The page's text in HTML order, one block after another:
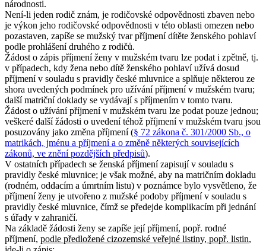
národnosti.
Není-li jeden rodič znám, je rodičovské odpovědnosti zbaven nebo
je výkon jeho rodičovské odpovědnosti v této oblasti omezen nebo
pozastaven, zapíše se mužský tvar příjmení dítěte ženského pohlaví
podle prohlášení druhého z rodičů.
Žádost o zápis příjmení ženy v mužském tvaru lze podat i zpětně, tj.
v případech, kdy žena nebo dítě ženského pohlaví užívá dosud
příjmení v souladu s pravidly české mluvnice a splňuje některou ze
shora uvedených podmínek pro užívání příjmení v mužském tvaru;
další matriční doklady se vydávají s příjmením v tomto tvaru.
Žádost o užívání příjmení v mužském tvaru lze podat pouze jednou;
veškeré další žádosti o uvedení téhož příjmení v mužském tvaru jsou
posuzovány jako změna příjmení (§ 72 zákona č. 301/2000 Sb., o
matrikách, jménu a příjmení a o změně některých souvisejících
zákonů, ve znění pozdějších předpisů).
V ostatních případech se ženská příjmení zapisují v souladu s
pravidly české mluvnice; je však možné, aby na matričním dokladu
(rodném, oddacím a úmrtním listu) v poznámce bylo vysvětleno, že
příjmení ženy je utvořeno z mužské podoby příjmení v souladu s
pravidly české mluvnice, čímž se předejde komplikacím při jednání
s úřady v zahraničí.
Na základě žádosti ženy se zapíše její příjmení, popř. rodné
příjmení, podle předložené cizozemské veřejné listiny, popř. listin,